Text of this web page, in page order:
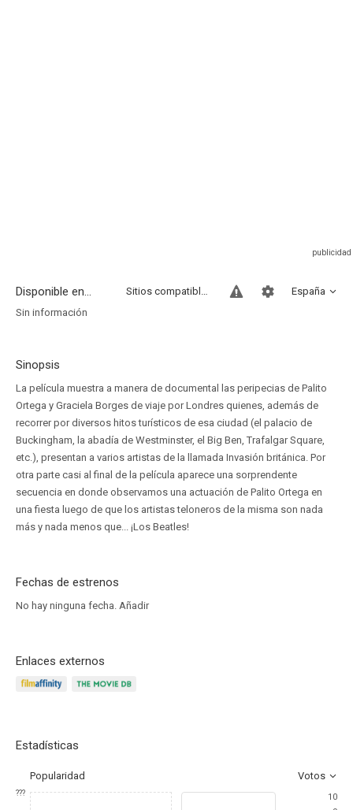
Disponible en... España
Sitios compatibles
Sin información
Sinopsis
La película muestra a manera de documental las peripecias de Palito
Ortega y Graciela Borges de viaje por Londres quienes, además de
recorrer por diversos hitos turísticos de esa ciudad (el palacio de
Buckingham, la abadía de Westminster, el Big Ben, Trafalgar Square,
etc.), presentan a varios artistas de la llamada Invasión británica. Por
otra parte casi al final de la película aparece una sorprendente
secuencia en donde observamos una actuación de Palito Ortega en
una fiesta luego de que los artistas teloneros de la misma son nada
más y nada menos que... ¡Los Beatles!
Fechas de estrenos
No hay ninguna fecha. Añadir
Enlaces externos
Estadísticas
Popularidad Votos
???
10